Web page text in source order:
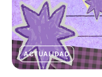
ACTUALIDAD